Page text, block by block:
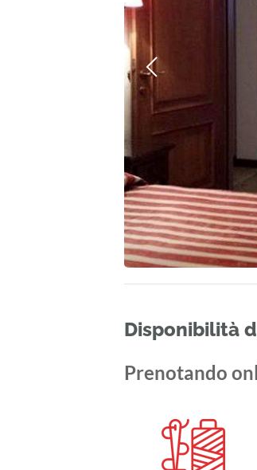
Disponibilità
Prenotando